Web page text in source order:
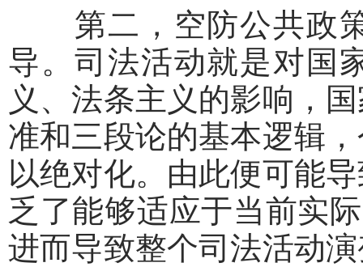
第二，空防公共政策
导。司法活动就是对国
义、法条主义的影响，
准和三段论的基本逻辑
以绝对化。由此便可能
乏了能够适应于当前实
进而导致整个司法活动